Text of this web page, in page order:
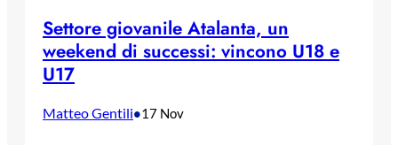
Settore giovanile Atalanta, un
weekend di successi: vincono U18 e
U17
Matteo Gentili•17 Nov